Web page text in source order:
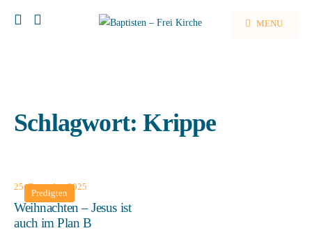
MENU
Schlagwort:Krippe
Predigten
25. Dezember 2025
Weihnachten – Jesus ist
auch im Plan B